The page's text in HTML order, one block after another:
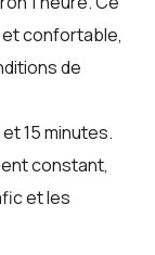
confortable,
de
15 minutes.
constant,
et les